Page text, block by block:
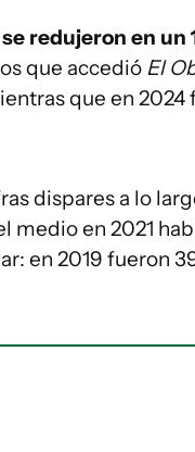
redujeron en un
que accedió El
que en 2024
dispares a lo
medio en 2021
en 2019 fueron